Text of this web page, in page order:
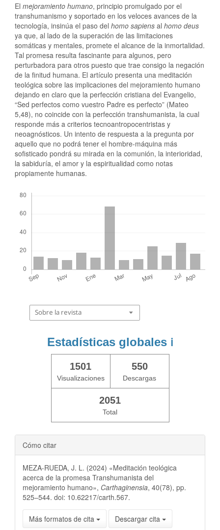
El mejoramiento humano, principio promulgado por el
transhumanismo y soportado en los veloces avances de la
tecnología, insinúa el paso del homo sapiens al homo deus
ya que, al lado de la superación de las limitaciones
somáticas y mentales, promete el alcance de la inmortalidad.
Tal promesa resulta fascinante para algunos, pero
perturbadora para otros puesto que trae consigo la negación
de la finitud humana. El artículo presenta una meditación
teológica sobre las implicaciones del mejoramiento humano
dejando en claro que la perfección cristiana del Evangelio,
“Sed perfectos como vuestro Padre es perfecto” (Mateo
5,48), no coincide con la perfección transhumanista, la cual
responde más a criterios tecnoantropocentristas y
neoagnósticos. Un intento de respuesta a la pregunta por
aquello que no podrá tener el hombre-máquina más
sofisticado pondrá su mirada en la comunión, la interioridad,
la sabiduría, el amor y la espiritualidad como notas
propiamente humanas.
Sobre la revista
Estadísticas globales ℹ️
1501
Visualizaciones
550
Descargas
2051
Total
Cómo citar
MEZA-RUEDA, J. L. (2024) «Meditación teológica
acerca de la promesa Transhumanista del
mejoramiento humano», Carthaginensia, 40(78), pp.
525–544. doi: 10.62217/carth.567.
Más formatos de cita Descargar cita